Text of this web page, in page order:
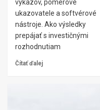
výkazov, pomerové
ukazovatele a softvérové
nástroje. Ako výsledky
prepájať s investičnými
rozhodnutiam
Čítať ďalej